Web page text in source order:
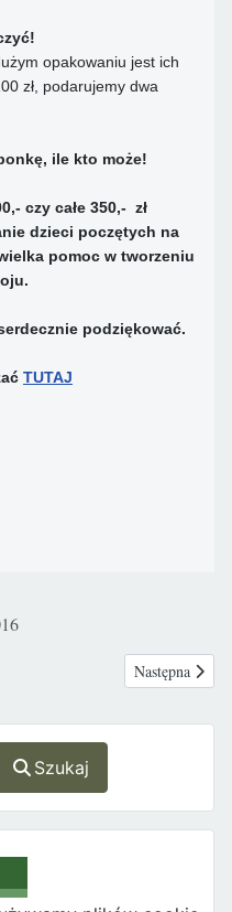
Szukaj
opakowaniu jest ich
zł, podarujemy dwa
ile kto może!
czy całe 350,- zł
dzieci poczętych na
pomoc w tworzeniu
podziękować.
TUTAJ
Rodziny” Następna
Następna